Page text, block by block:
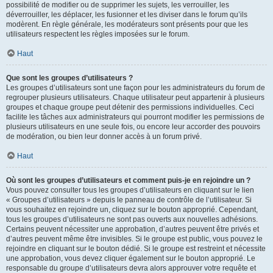
possibilité de modifier ou de supprimer les sujets, les verrouiller, les
déverrouiller, les déplacer, les fusionner et les diviser dans le forum qu’ils
modèrent. En règle générale, les modérateurs sont présents pour que les
utilisateurs respectent les règles imposées sur le forum.
Haut
Que sont les groupes d’utilisateurs ?
Les groupes d’utilisateurs sont une façon pour les administrateurs du forum de
regrouper plusieurs utilisateurs. Chaque utilisateur peut appartenir à plusieurs
groupes et chaque groupe peut détenir des permissions individuelles. Ceci
facilite les tâches aux administrateurs qui pourront modifier les permissions de
plusieurs utilisateurs en une seule fois, ou encore leur accorder des pouvoirs
de modération, ou bien leur donner accès à un forum privé.
Haut
Où sont les groupes d’utilisateurs et comment puis-je en rejoindre un ?
Vous pouvez consulter tous les groupes d’utilisateurs en cliquant sur le lien
« Groupes d’utilisateurs » depuis le panneau de contrôle de l’utilisateur. Si
vous souhaitez en rejoindre un, cliquez sur le bouton approprié. Cependant,
tous les groupes d’utilisateurs ne sont pas ouverts aux nouvelles adhésions.
Certains peuvent nécessiter une approbation, d’autres peuvent être privés et
d’autres peuvent même être invisibles. Si le groupe est public, vous pouvez le
rejoindre en cliquant sur le bouton dédié. Si le groupe est restreint et nécessite
une approbation, vous devez cliquer également sur le bouton approprié. Le
responsable du groupe d’utilisateurs devra alors approuver votre requête et